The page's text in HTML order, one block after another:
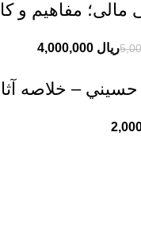
مفاهیم و
ریال
– خلاصه